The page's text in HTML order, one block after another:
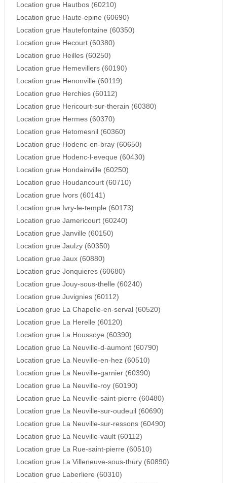
Location grue Hautbos (60210)
Location grue Haute-epine (60690)
Location grue Hautefontaine (60350)
Location grue Hecourt (60380)
Location grue Heilles (60250)
Location grue Hemevillers (60190)
Location grue Henonville (60119)
Location grue Herchies (60112)
Location grue Hericourt-sur-therain (60380)
Location grue Hermes (60370)
Location grue Hetomesnil (60360)
Location grue Hodenc-en-bray (60650)
Location grue Hodenc-l-eveque (60430)
Location grue Hondainville (60250)
Location grue Houdancourt (60710)
Location grue Ivors (60141)
Location grue Ivry-le-temple (60173)
Location grue Jamericourt (60240)
Location grue Janville (60150)
Location grue Jaulzy (60350)
Location grue Jaux (60880)
Location grue Jonquieres (60680)
Location grue Jouy-sous-thelle (60240)
Location grue Juvignies (60112)
Location grue La Chapelle-en-serval (60520)
Location grue La Herelle (60120)
Location grue La Houssoye (60390)
Location grue La Neuville-d-aumont (60790)
Location grue La Neuville-en-hez (60510)
Location grue La Neuville-garnier (60390)
Location grue La Neuville-roy (60190)
Location grue La Neuville-saint-pierre (60480)
Location grue La Neuville-sur-oudeuil (60690)
Location grue La Neuville-sur-ressons (60490)
Location grue La Neuville-vault (60112)
Location grue La Rue-saint-pierre (60510)
Location grue La Villeneuve-sous-thury (60890)
Location grue Laberliere (60310)